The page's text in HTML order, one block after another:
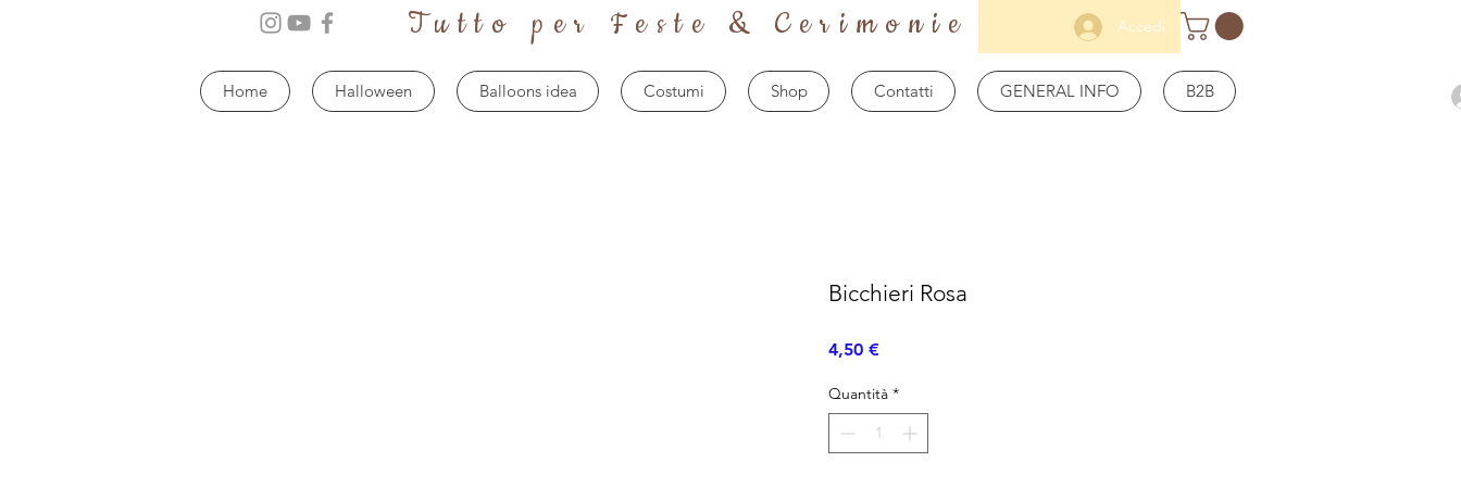
Tutto per Feste & Cerimonie Accedi
Home Halloween Balloons idea Costumi Shop Contatti GENERAL INFO B2B
Bicchieri Rosa
4,50 €Prezzo
Quantità *